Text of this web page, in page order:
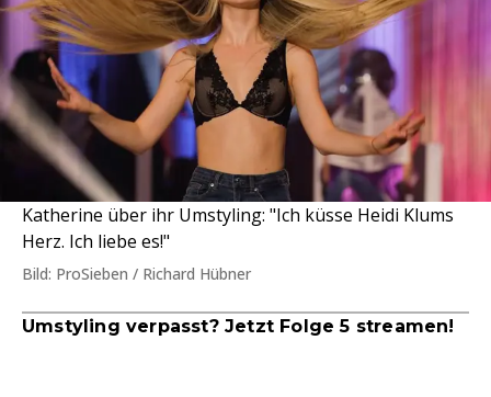
Katherine über ihr Umstyling: "Ich küsse Heidi Klums
Herz. Ich liebe es!"
Bild: ProSieben / Richard Hübner
Umstyling verpasst? Jetzt Folge 5 streamen!